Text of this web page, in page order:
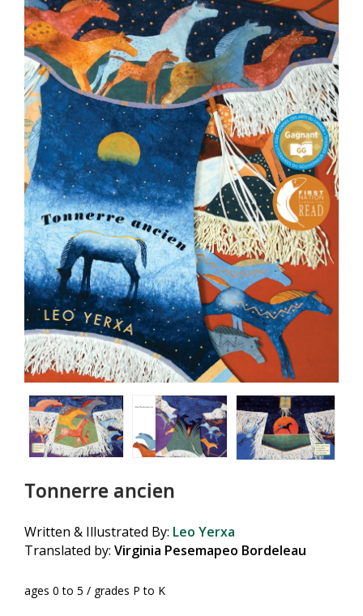
Tonnerre ancien
Written & Illustrated By: Leo Yerxa
Translated by: Virginia Pesemapeo Bordeleau
ages 0 to 5 / grades P to K